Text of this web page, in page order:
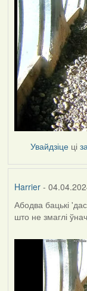
Увайдзіце ці
Harrier-
Абодва бацькі
што не змаглі